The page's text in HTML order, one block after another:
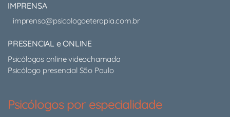
IMPRENSA
imprensa@psicologoeterapia.com.br
PRESENCIAL e ONLINE
Psicólogos online videochamada
Psicólogo presencial São Paulo
Psicólogos por especialidade